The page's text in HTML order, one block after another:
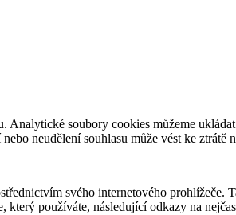
Analytické soubory cookies můžeme
neudělení souhlasu může vést ke ztrátě
svého internetového prohlížeče.
používáte, následující odkazy na